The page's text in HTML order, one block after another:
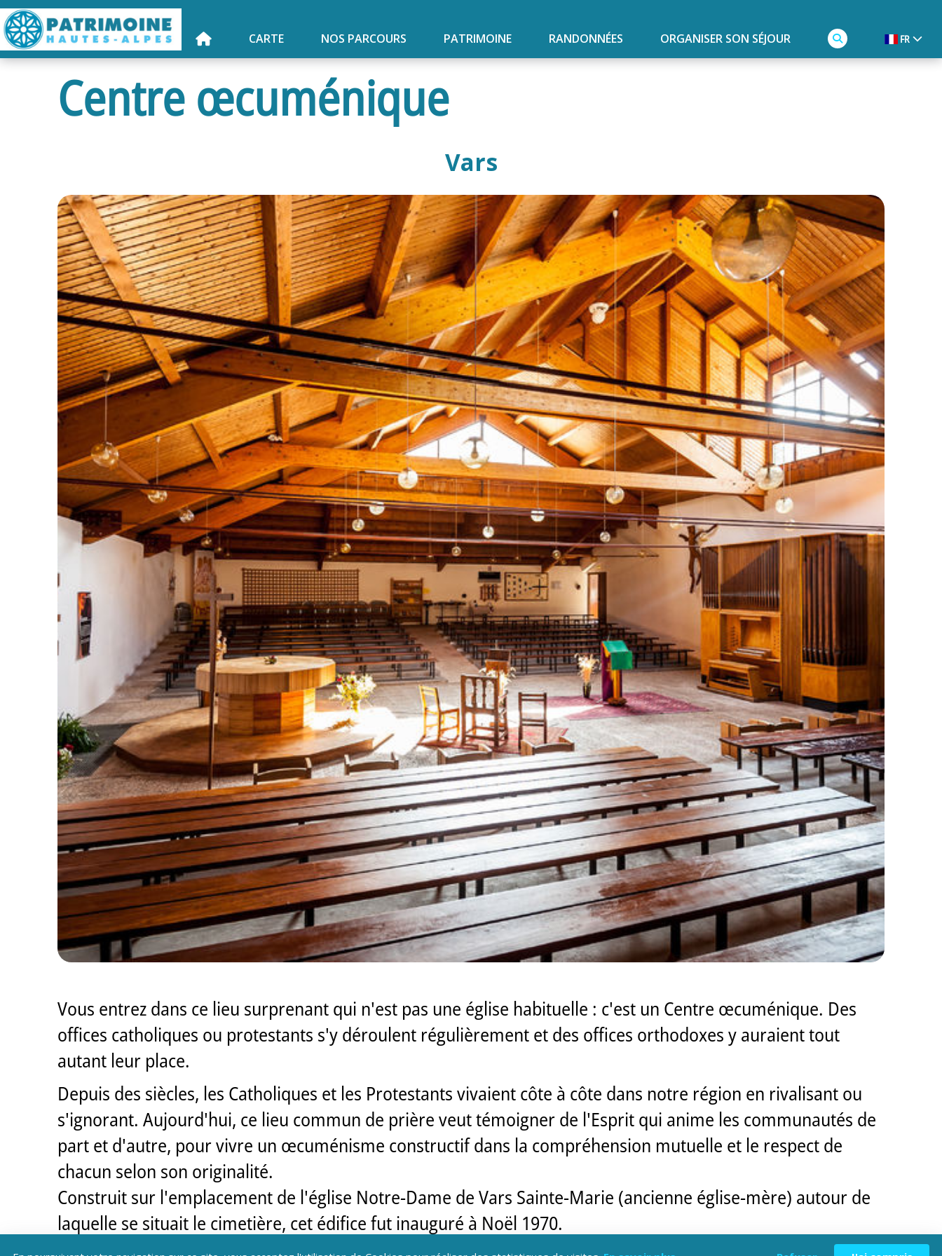
CARTE NOS PARCOURS PATRIMOINE RANDONNÉES ORGANISER SON SÉJOUR FR
Centre œcuménique
Vars
Vous entrez dans ce lieu surprenant qui n'est pas une église habituelle : c'est un Centre œcuménique. Des
offices catholiques ou protestants s'y déroulent régulièrement et des offices orthodoxes y auraient tout
autant leur place.
Depuis des siècles, les Catholiques et les Protestants vivaient côte à côte dans notre région en rivalisant ou
s'ignorant. Aujourd'hui, ce lieu commun de prière veut témoigner de l'Esprit qui anime les communautés de
part et d'autre, pour vivre un œcuménisme constructif dans la compréhension mutuelle et le respect de
chacun selon son originalité.
Construit sur l'emplacement de l'église Notre-Dame de Vars Sainte-Marie (ancienne église-mère) autour de
laquelle se situait le cimetière, cet édifice fut inauguré à Noël 1970.